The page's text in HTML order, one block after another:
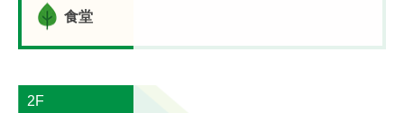
食堂
2F